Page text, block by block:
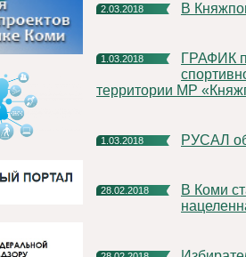
2.03.2018 В
1.03.2018
ГРАФИК приема нормативов Всероссийского физкультурно-
территории МР
1.03.2018 РУСАЛ
28.02.2018
В Коми стартовала вторая волна информирования,